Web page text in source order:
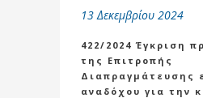
13 Δεκεμβρίου 2024
422/2024 Έγκριση
της Επιτροπής
Διαπραγμάτευσης
αναδόχου για την